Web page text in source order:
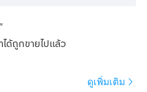
"
ด้ถูกขายไปแล้ว
ดูเพิ่มเติม